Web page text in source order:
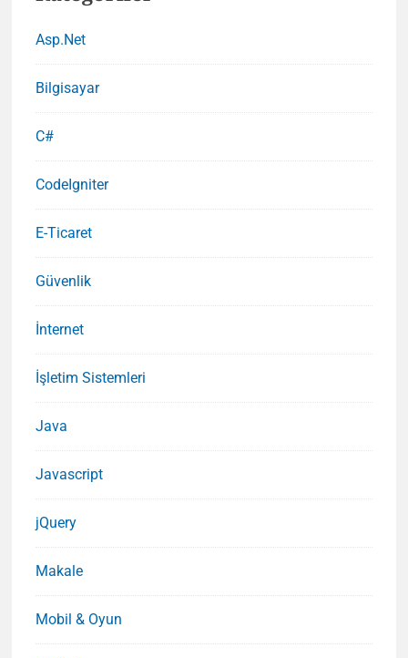
Asp.Net
Bilgisayar
C#
CodeIgniter
E-Ticaret
Güvenlik
İnternet
İşletim Sistemleri
Java
Javascript
jQuery
Makale
Mobil & Oyun